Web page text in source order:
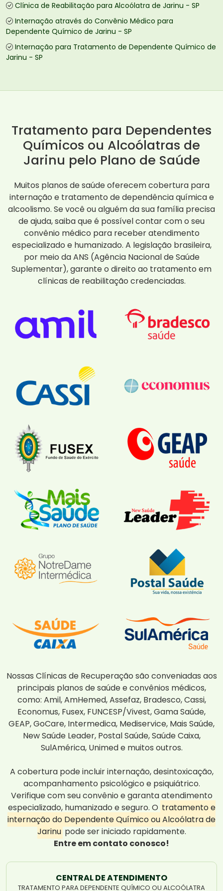
Clínica de Reabilitação para Alcoólatra de Jarinu - SP
Internação através do Convênio Médico para
Dependente Químico de Jarinu - SP
Internação para Tratamento de Dependente Químico de
Jarinu - SP
Tratamento para Dependentes
Químicos ou Alcoólatras de
Jarinu pelo Plano de Saúde
Muitos planos de saúde oferecem cobertura para
internação e tratamento de dependência química e
alcoolismo. Se você ou alguém da sua família precisa
de ajuda, saiba que é possível contar com o seu
convênio médico para receber atendimento
especializado e humanizado. A legislação brasileira,
por meio da ANS (Agência Nacional de Saúde
Suplementar), garante o direito ao tratamento em
clínicas de reabilitação credenciadas.
Nossas Clínicas de Recuperação são conveniadas aos
principais planos de saúde e convênios médicos,
como: Amil, AmHemed, Assefaz, Bradesco, Cassi,
Economus, Fusex, FUNCESP/Vivest, Gama Saúde,
GEAP, GoCare, Intermedica, Mediservice, Mais Saúde,
New Saúde Leader, Postal Saúde, Saúde Caixa,
SulAmérica, Unimed e muitos outros.
A cobertura pode incluir internação, desintoxicação,
acompanhamento psicológico e psiquiátrico.
Verifique com seu convênio e garanta atendimento
especializado, humanizado e seguro. O tratamento e
internação do Dependente Químico ou Alcoólatra de
Jarinu pode ser iniciado rapidamente.
Entre em contato conosco!
CENTRAL DE ATENDIMENTO
TRATAMENTO PARA DEPENDENTE QUÍMICO OU ALCOÓLATRA